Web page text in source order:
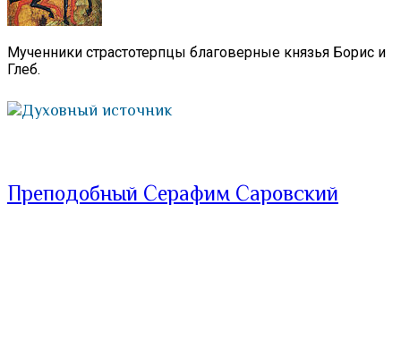
Мученники страстотерпцы благоверные князья Борис и
Глеб.
Духовный источник
Преподобный Серафим Саровский